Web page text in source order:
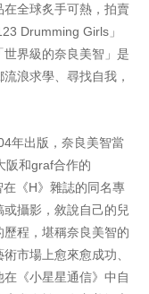
全球炙手可熱，拍賣
Drumming Girls」
界級的奈良美智」是
浪求學、尋找自我，
年出版，奈良美智當
阪和graf合作的
在《H》雜誌的同名專
攝影，敘說自己的兒
程，堪稱奈良美智的
市場上愈來愈成功、
《小星星通信》中自